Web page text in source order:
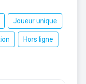
Joueur unique
Hors ligne